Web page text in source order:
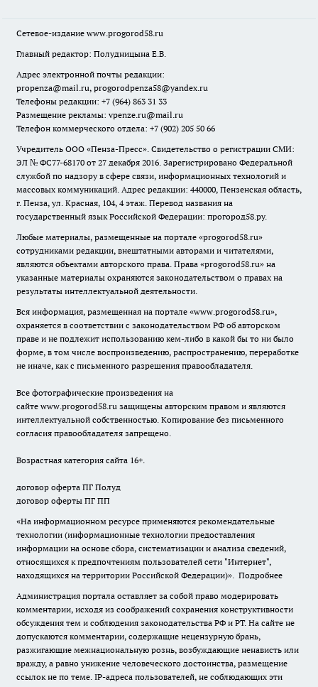
Сетевое-издание www.progorod58.ru
Главный редактор: Полудницына Е.В.
Адрес электронной почты редакции:
propenza@mail.ru, progorodpenza58@yandex.ru
Телефоны редакции: +7 (964) 863 31 33
Размещение рекламы: vpenze.ru@mail.ru
Телефон коммерческого отдела: +7 (902) 205 50 66
Учредитель ООО «Пенза-Пресс». Свидетельство о регистрации СМИ:
ЭЛ № ФС77-68170 от 27 декабря 2016. Зарегистрировано Федеральной
службой по надзору в сфере связи, информационных технологий и
массовых коммуникаций. Адрес редакции: 440000, Пензенская область,
г. Пенза, ул. Красная, 104, 4 этаж. Перевод названия на
государственный язык Российской Федерации: прогород58.ру.
Любые материалы, размещенные на портале «progorod58.ru»
сотрудниками редакции, внештатными авторами и читателями,
являются объектами авторского права. Права «progorod58.ru» на
указанные материалы охраняются законодательством о правах на
результаты интеллектуальной деятельности.
Вся информация, размещенная на портале «www.progorod58.ru»,
охраняется в соответствии с законодательством РФ об авторском
праве и не подлежит использованию кем-либо в какой бы то ни было
форме, в том числе воспроизведению, распространению, переработке
не иначе, как с письменного разрешения правообладателя.
Все фотографические произведения на
сайте www.progorod58.ru защищены авторским правом и являются
интеллектуальной собственностью. Копирование без письменного
согласия правообладателя запрещено.
Возрастная категория сайта 16+.
договор оферта ПГ Полуд
договор оферты ПГ ПП
«На информационном ресурсе применяются рекомендательные
технологии (информационные технологии предоставления
информации на основе сбора, систематизации и анализа сведений,
относящихся к предпочтениям пользователей сети "Интернет",
находящихся на территории Российской Федерации)». Подробнее
Администрация портала оставляет за собой право модерировать
комментарии, исходя из соображений сохранения конструктивности
обсуждения тем и соблюдения законодательства РФ и РТ. На сайте не
допускаются комментарии, содержащие нецензурную брань,
разжигающие межнациональную рознь, возбуждающие ненависть или
вражду, а равно унижение человеческого достоинства, размещение
ссылок не по теме. IP-адреса пользователей, не соблюдающих эти